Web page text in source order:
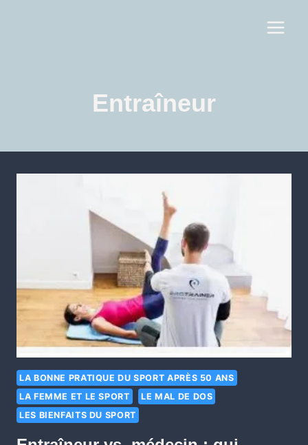
Entraîneur
LA BONNE PRATIQUE DU SPORT APRÈS 50 ANS
LA FEMME ET LE SPORT
LE MAL DE DOS
LES BIENFAITS DU SPORT